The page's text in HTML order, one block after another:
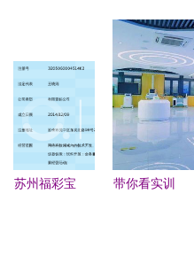
OVU创客星
创意天地
SOHO站，
共拓信息技
术咨询新篇
信息技术咨
询服务引领
数字化转型
苏州福彩宝
带你看实训